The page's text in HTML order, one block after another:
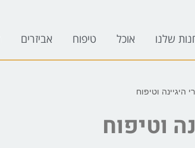
שלנו אוכל טיפוח אביזרים
היגיינה וטיפוח
וטיפוח